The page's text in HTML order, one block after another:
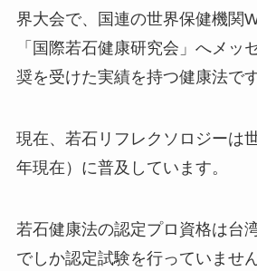
界大会で、国連の世界保健機関
「国際若石健康研究会」へメッ
奨を受けた実績を持つ健康法です
現在、若石リフレクソロジーは
年現在）に普及しています。
若石健康法の認定プロ資格は台
でしか認定試験を行っていません